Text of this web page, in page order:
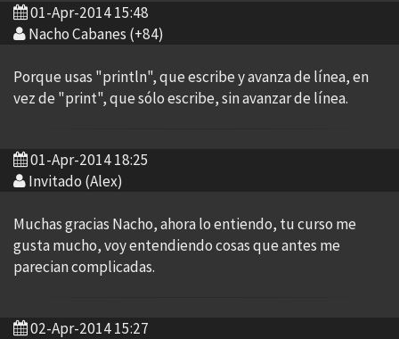
01-Apr-2014 15:48
Nacho Cabanes (+84)
Porque usas "println", que escribe y avanza de línea, en
vez de "print", que sólo escribe, sin avanzar de línea.
01-Apr-2014 18:25
Invitado (Alex)
Muchas gracias Nacho, ahora lo entiendo, tu curso me
gusta mucho, voy entendiendo cosas que antes me
parecian complicadas.
02-Apr-2014 15:27